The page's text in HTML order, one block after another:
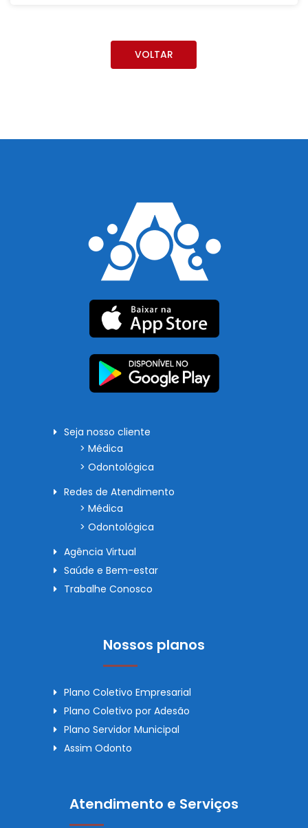
VOLTAR
Seja nosso cliente
> Médica
> Odontológica
Redes de Atendimento
> Médica
> Odontológica
Agência Virtual
Saúde e Bem-estar
Trabalhe Conosco
Nossos planos
Plano Coletivo Empresarial
Plano Coletivo por Adesão
Plano Servidor Municipal
Assim Odonto
Atendimento e Serviços